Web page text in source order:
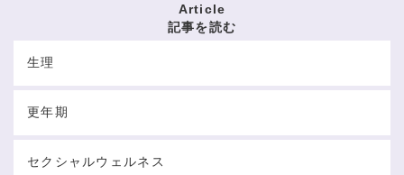
Article
記事を読む
生理
更年期
セクシャルウェルネス